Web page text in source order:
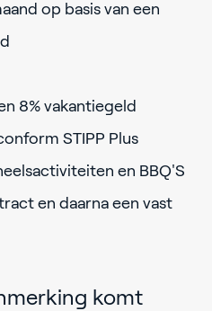
op basis van een
8% vakantiegeld
STIPP Plus
en BBQ'S
en daarna een vast
komt